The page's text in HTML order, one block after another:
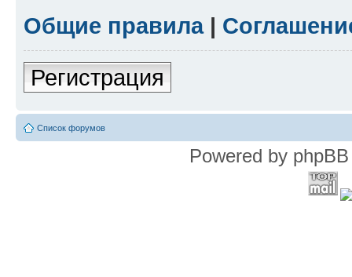
Общие правила|
Регистрация
Список форумов
Powered by